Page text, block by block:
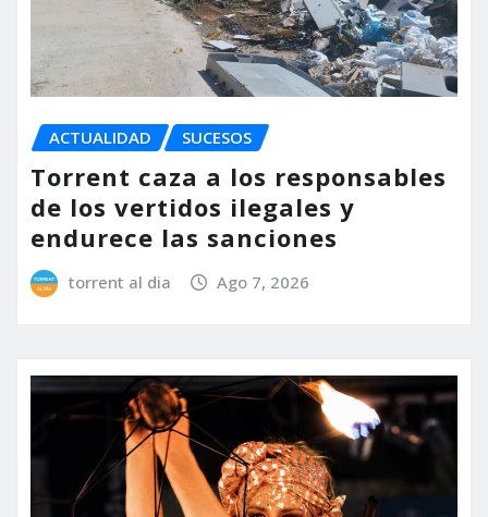
ACTUALIDAD SUCESOS
Torrent caza a los responsables
de los vertidos ilegales y
endurece las sanciones
torrent al dia Ago 7, 2026